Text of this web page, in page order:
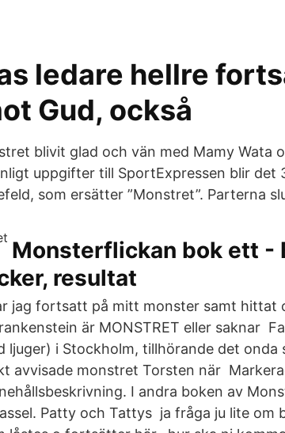
ledare hellre
Gud, också
blivit glad och vän med Mamy Wata
uppgifter till SportExpressen blir det
som ersätter ”Monstret”. Parterna
Monsterflickan bok ett -
resultat
jag fortsatt på mitt monster samt hittat
är MONSTRET eller saknar
ljuger) i Stockholm, tillhörande det onda
avvisade monstret Torsten när
I andra boken av
Patty och Tattys ja fråga ju lite om